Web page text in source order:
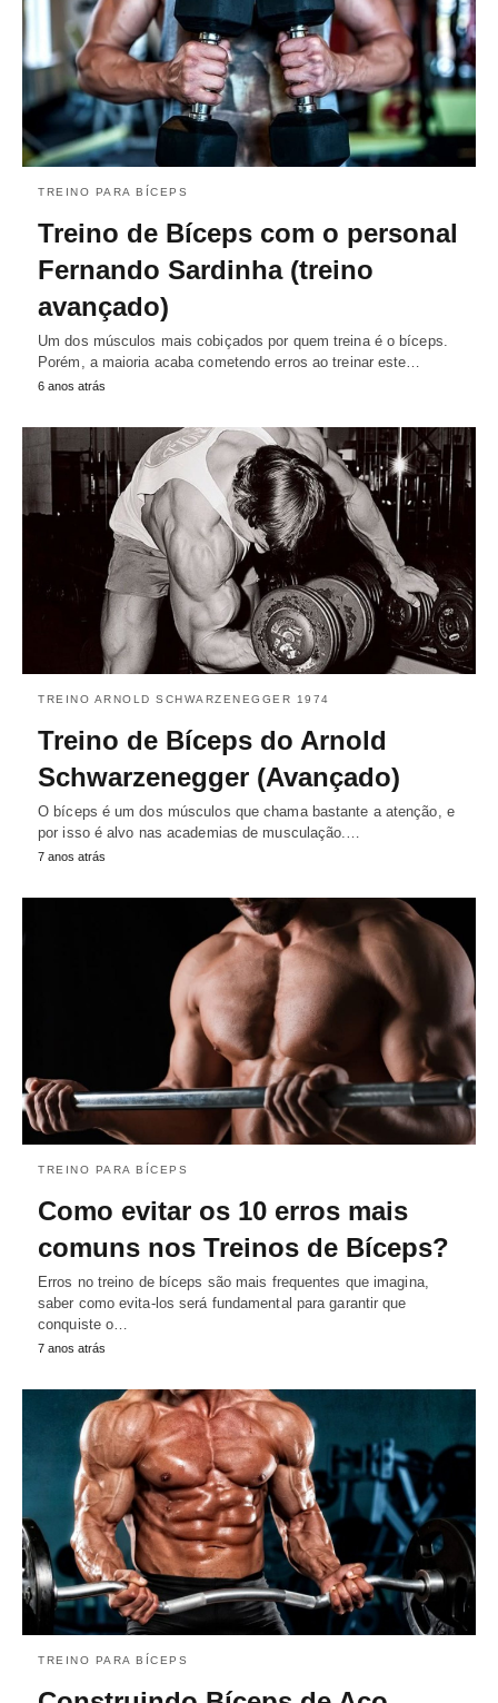
TREINO PARA BÍCEPS
Treino de Bíceps com o personal
Fernando Sardinha (treino
avançado)
Um dos músculos mais cobiçados por quem treina é o bíceps.
Porém, a maioria acaba cometendo erros ao treinar este…
6 anos atrás
TREINO ARNOLD SCHWARZENEGGER 1974
Treino de Bíceps do Arnold
Schwarzenegger (Avançado)
O bíceps é um dos músculos que chama bastante a atenção, e
por isso é alvo nas academias de musculação.…
7 anos atrás
TREINO PARA BÍCEPS
Como evitar os 10 erros mais
comuns nos Treinos de Bíceps?
Erros no treino de bíceps são mais frequentes que imagina,
saber como evita-los será fundamental para garantir que
conquiste o…
7 anos atrás
TREINO PARA BÍCEPS